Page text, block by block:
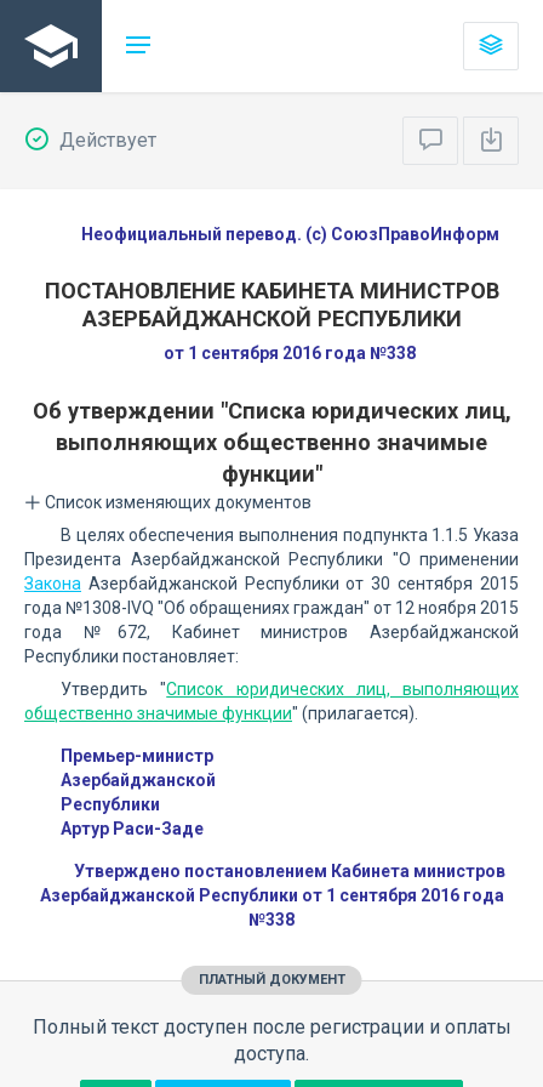
Действует
Неофициальный перевод. (с) СоюзПравоИнформ
ПОСТАНОВЛЕНИЕ КАБИНЕТА МИНИСТРОВ
АЗЕРБАЙДЖАНСКОЙ РЕСПУБЛИКИ
от 1 сентября 2016 года №338
Об утверждении "Списка юридических лиц,
выполняющих общественно значимые
функции"
Список изменяющих документов
В целях обеспечения выполнения подпункта 1.1.5 Указа
Президента Азербайджанской Республики "О применении
Закона Азербайджанской Республики от 30 сентября 2015
года №1308-IVQ "Об обращениях граждан" от 12 ноября 2015
года №672, Кабинет министров Азербайджанской
Республики постановляет:
Утвердить "Список юридических лиц, выполняющих
общественно значимые функции" (прилагается).
Премьер-министр
Азербайджанской
Республики
Артур Раси-Заде
Утверждено постановлением Кабинета министров
Азербайджанской Республики от 1 сентября 2016 года
№338
ПЛАТНЫЙ ДОКУМЕНТ
Полный текст доступен после регистрации и оплаты
доступа.